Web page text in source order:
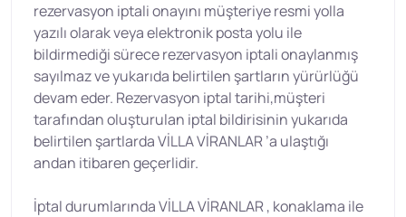
rezervasyon iptali onayını müşteriye resmi yolla
yazılı olarak veya elektronik posta yolu ile
bildirmediği sürece rezervasyon iptali onaylanmış
sayılmaz ve yukarıda belirtilen şartların yürürlüğü
devam eder. Rezervasyon iptal tarihi,müşteri
tarafından oluşturulan iptal bildirisinin yukarıda
belirtilen şartlarda VİLLA VİRANLAR ’a ulaştığı
andan itibaren geçerlidir.
İptal durumlarında VİLLA VİRANLAR , konaklama ile